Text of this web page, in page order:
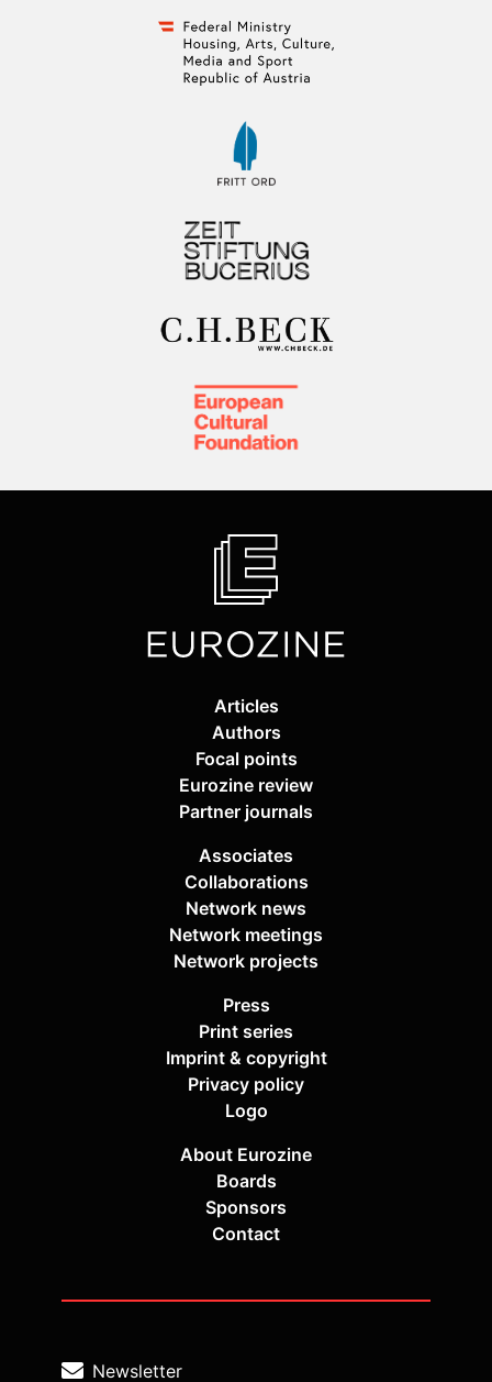
Articles
Authors
Focal points
Eurozine review
Partner journals
Associates
Collaborations
Network news
Network meetings
Network projects
Press
Print series
Imprint & copyright
Privacy policy
Logo
About Eurozine
Boards
Sponsors
Contact
Newsletter